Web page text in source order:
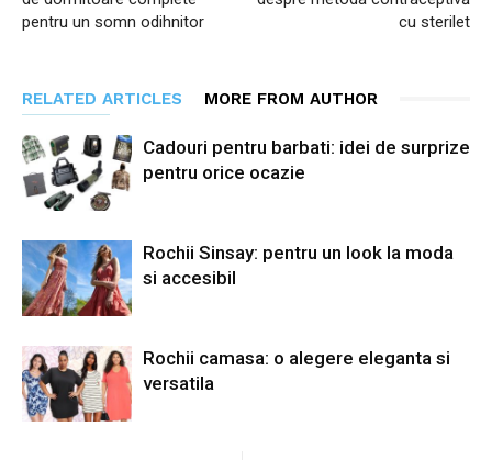
pentru un somn odihnitor
cu sterilet
RELATED ARTICLES MORE FROM AUTHOR
Cadouri pentru barbati: idei de surprize
pentru orice ocazie
Rochii Sinsay: pentru un look la moda
si accesibil
Rochii camasa: o alegere eleganta si
versatila